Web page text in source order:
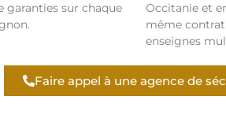
garanties sur chaque
Occitanie et
même
enseignes
Faire appel à une agence de